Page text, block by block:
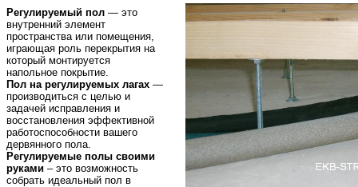
Регулируемый пол — это
внутренний элемент
пространства или помещения,
играющая роль перекрытия на
который монтируется
напольное покрытие.
Пол на регулируемых лагах —
производиться с целью и
задачей исправления и
восстановления эффективной
работоспособности вашего
дервянного пола.
Регулируемые полы своими
руками – это возможность
собрать идеальный пол в